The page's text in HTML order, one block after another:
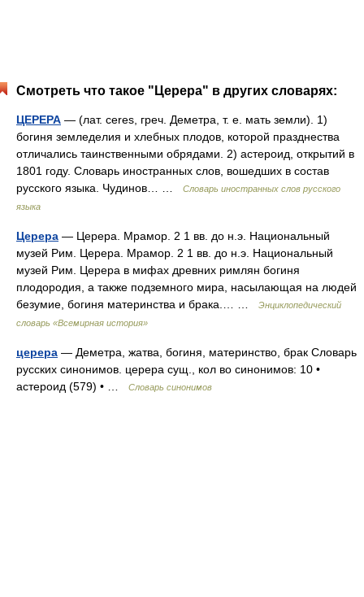
Смотреть что такое "Церера" в других словарях:
ЦЕРЕРА — (лат. ceres, греч. Деметра, т. е. мать земли). 1)
богиня земледелия и хлебных плодов, которой празднества
отличались таинственными обрядами. 2) астероид, открытий в
1801 году. Словарь иностранных слов, вошедших в состав
русского языка. Чудинов… …
Словарь иностранных слов русского
языка
Церера — Церера. Мрамор. 2 1 вв. до н.э. Национальный
музей Рим. Церера. Мрамор. 2 1 вв. до н.э. Национальный
музей Рим. Церера в мифах древних римлян богиня
плодородия, а также подземного мира, насылающая на людей
безумие, богиня материнства и брака.… …
Энциклопедический
словарь «Всемирная история»
церера — Деметра, жатва, богиня, материнство, брак Словарь
русских синонимов. церера сущ., кол во синонимов: 10 •
астероид (579) • …
Словарь синонимов